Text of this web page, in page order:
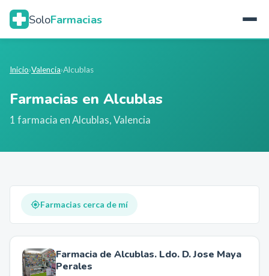
SoloFarmacias
Inicio›Valencia›Alcublas
Farmacias en Alcublas
1 farmacia enAlcublas,Valencia
Farmacias cerca de mí
Farmacia de Alcublas. Ldo. D. Jose Maya
Perales